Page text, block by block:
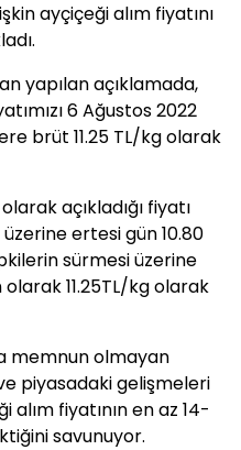
ayçiçeği alım fiyatını
yapılan açıklamada,
6 Ağustos 2022
brüt 11.25 TL/kg olarak
açıkladığı fiyatı
ertesi gün 10.80
sürmesi üzerine
olarak 11.25TL/kg olarak
memnun olmayan
piyasadaki gelişmeleri
fiyatının en az 14-
savunuyor.